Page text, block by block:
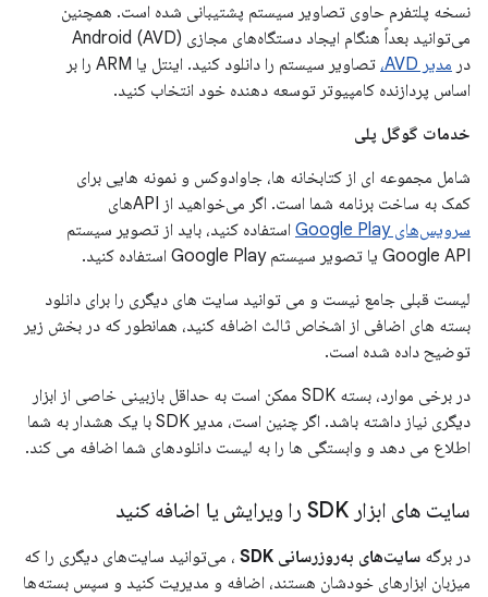
نسخه پلتفرم حاوی تصاویر سیستم پشتیبانی شده است. همچنین
می‌توانید بعداً هنگام ایجاد دستگاه‌های مجازی Android (AVD)
در مدیر AVD،
تصاویر سیستم را دانلود کنید. اینتل یا ARM را بر
اساس پردازنده کامپیوتر توسعه دهنده خود انتخاب کنید.
خدمات گوگل پلی
شامل مجموعه ای از کتابخانه ها، جاوادوکس و نمونه هایی برای
کمک به ساخت برنامه شما است. اگر می‌خواهید از APIهای
سرویس‌های Google Play
استفاده کنید، باید از تصویر سیستم
Google API یا تصویر سیستم Google Play استفاده کنید.
لیست قبلی جامع نیست و می توانید سایت های دیگری را برای دانلود
بسته های اضافی از اشخاص ثالث اضافه کنید، همانطور که در بخش زیر
توضیح داده شده است.
در برخی موارد، بسته SDK ممکن است به حداقل بازبینی خاصی از ابزار
دیگری نیاز داشته باشد. اگر چنین است، مدیر SDK با یک هشدار به شما
اطلاع می دهد و وابستگی ها را به لیست دانلودهای شما اضافه می کند.
سایت های ابزار SDK را ویرایش یا اضافه کنید
در برگه سایت‌های به‌روزرسانی SDK
، می‌توانید سایت‌های دیگری را که
میزبان ابزارهای خودشان هستند، اضافه و مدیریت کنید و سپس بسته‌ها